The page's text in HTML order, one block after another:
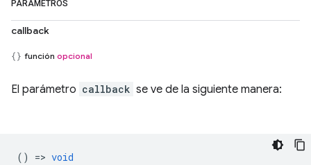
PARÁMETROS
callback
función opcional
El parámetro callback se ve de la siguiente manera:
() => void